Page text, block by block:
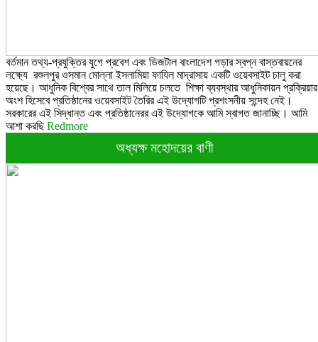
বর্তমান তথ্য-প্রযুক্তির যুগে প্রবেশ এবং ডিজটাল বাংলাদেশ গড়ার স্বপ্ন বাস্তবায়নের
লক্ষ্যে রশুলপুর ওসমান মোল্লা ইসলামিয়া ফাযিল মাদ্রাসায় একটি ওয়েবসাইট চালু করা
হয়েছে। আধুনিক বিশ্বের সাথে তাল মিলিয়ে চলতে শিক্ষা ব্যবস্থার আধুনিকায়ন প্রক্রিয়ার
অংশ হিসেবে প্রতিষ্ঠানের ওয়েবসাইট তৈরির এই উদ্যোগটি প্রশংসনীয় সন্দেহ নেই।
সরকারের এই সিদ্ধান্ত এবং প্রতিষ্ঠানেরর এই উদ্যোগকে আমি স্বাগত জানাচ্ছি। আমি
আশা করছিRedmore
অধ্যক্ষ মহোদয়ের বাণী